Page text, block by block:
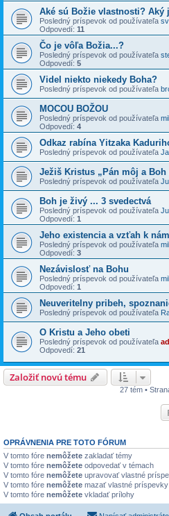
Aké sú Božie vlastnosti? Aký
Posledný príspevok od používateľa
Odpovedí: 11
Čo je vôľa Božia...?
Posledný príspevok od používateľa
Odpovedí: 5
Videl niekto niekedy Boha?
Posledný príspevok od používateľa
MOCOU BOŽOU
Posledný príspevok od používateľa mil
Odpovedí: 4
Odkaz rabína Yitzaka
Posledný príspevok od používateľa
Ježiš Kristus „Pán môj a Boh
Posledný príspevok od používateľa
Boh je živý ... 3 svedectvá
Posledný príspevok od používateľa
Odpovedí: 1
Jeho existencia a vzťah k nám
Posledný príspevok od používateľa mil
Odpovedí: 3
Nezávislosť na Bohu
Posledný príspevok od používateľa mil
Odpovedí: 1
Neuveritelny pribeh,
Posledný príspevok od používateľa
O Kristu a Jeho obeti
Posledný príspevok od používateľa
Odpovedí: 21
Založiť novú tému
27 tém •
OPRÁVNENIA PRE TOTO FÓRUM
V tomto fóre nemôžete zakladať témy
V tomto fóre nemôžete odpovedať v témach
V tomto fóre nemôžete upravovať vlastné
V tomto fóre nemôžete mazať vlastné príspevky
V tomto fóre nemôžete vkladať prílohy